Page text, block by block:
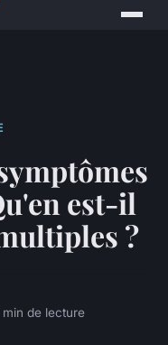
est-il
?
de lecture